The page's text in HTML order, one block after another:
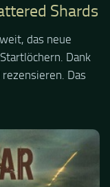
Shards
das neue
Dank
Das